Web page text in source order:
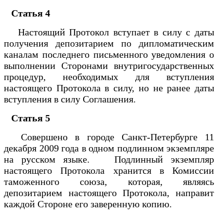
Статья 4
Настоящий Протокол вступает в силу с даты
получения депозитарием по дипломатическим
каналам последнего письменного уведомления о
выполнении Сторонами внутригосударственных
процедур, необходимых для вступления
настоящего Протокола в силу, но не ранее даты
вступления в силу Соглашения.
Статья 5
Совершено в городе Санкт-Петербурге 11
декабря 2009 года в одном подлинном экземпляре
на русском языке. Подлинный экземпляр
настоящего Протокола хранится в Комиссии
таможенного союза, которая, являясь
депозитарием настоящего Протокола, направит
каждой Стороне его заверенную копию.